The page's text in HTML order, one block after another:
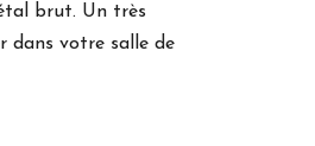
brut. Un très
dans votre salle de